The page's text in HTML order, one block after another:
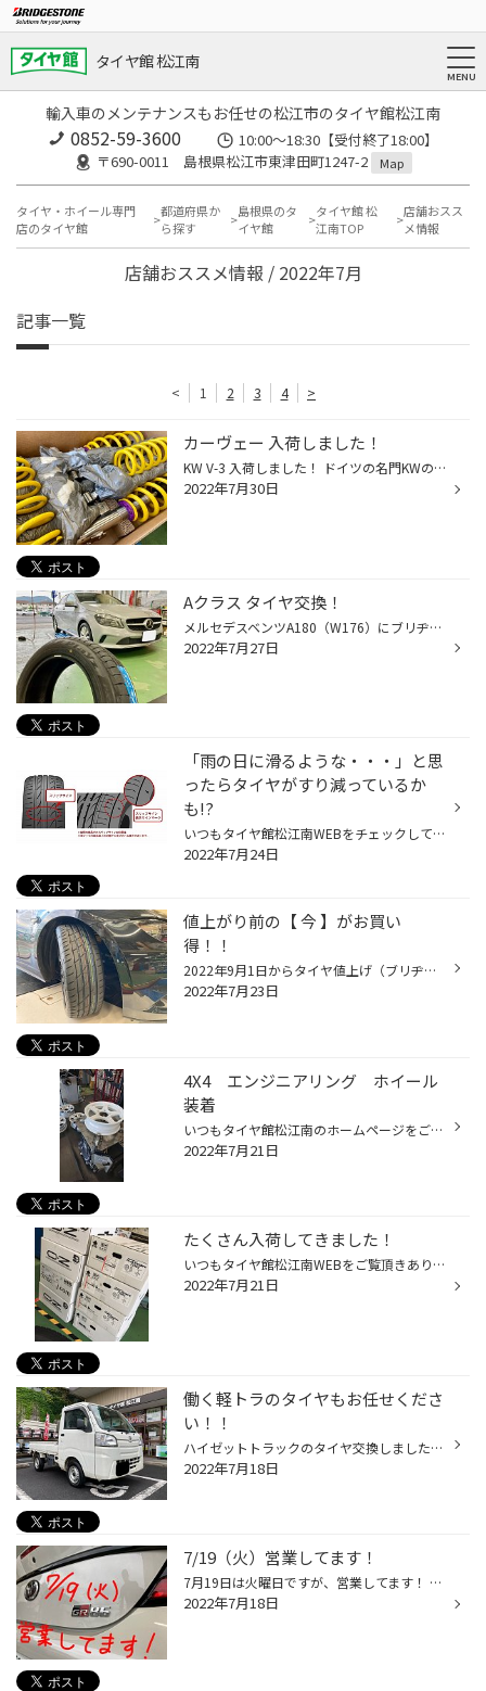
タイヤ館 松江南
輸入車のメンテナンスもお任せの松江市のタイヤ館松江南
0852-59-3600
10:00～18:30【受付終了18:00】
〒690-0011 島根県松江市東津田町1247-2
Map
タイヤ・ホイール専門
店のタイヤ館
都道府県か
ら探す
島根県のタ
イヤ館
タイヤ館 松
江南TOP
店舗おスス
メ情報
店舗おススメ情報 / 2022年7月
記事一覧
< 1 2 3 4 >
カーヴェー 入荷しました！
KW V-3 入荷しました！ ドイツの名門KWの力作【 KW V-3 】 を貴方の愛車にもいかがですか？ 30系アルファード/ヴェルファイア ハイブリッド車&4WD車用です。 #KW #カーヴェー #V-3 #Ver.3 #バージョン3 #AYH30W #GGH35W #AGH35W #HV #ハイブリッド #4WD #四駆 #わくわくしまね
2022年7月30日
Aクラス タイヤ交換！
メルセデスベンツA180（W176）にブリヂストンPX II 装着！ いつも当店のWEBをご覧頂きありがとうございます！ タイヤ館松江南のかわかみです！ 輸入車のタイヤ交換作業もお任せください！ 今回は、メルセデスベンツAクラス（W176）A180のタイヤ交換です。 コンチネンタル製の純正装着タイヤが摩耗と...
2022年7月27日
「雨の日に滑るような・・・」と思
ったらタイヤがすり減っているか
も!?
いつもタイヤ館松江南WEBをチェックして頂き ありがとうございます！ 視界が悪く、道路が滑りやすくなる雨の日の運転って、 ちょっと憂鬱ですよね。 ヒヤッとされた経験をお持ちの方も多いでしょうし、より一層注意しながら走ると疲れ方も違うと思います。 そんな雨の日もより快適にクルマで移動し...
2022年7月24日
値上がり前の【 今 】がお買い
得！！
2022年9月1日からタイヤ値上げ（ブリヂストン） だからタイヤ買うなら【 今 】がお買い得！！ ロードスターにポテンザ装着しました！ いつも当店のWEBをご覧頂きありがとうございます。 タイヤ館松江南のかわかみです。 今回はポテンザ アドレナリン RE004 の装着事例をご紹介！ 車は先日当店にて車...
2022年7月23日
4X4 エンジニアリング ホイール
装着
いつもタイヤ館松江南のホームページをご覧いただきありがとうございます。 今回は、4ｘ4 エンジニアリング オフパフォーマー RT-5N+Ⅱを装着しました。 ホイールを交換しました。 装着画像です！ シンプルデザインでお求めやすい価格となっております。 SUVにおすすめ ｱﾚﾝｻﾞ LX100 静粛性とふらつき...
2022年7月21日
たくさん入荷してきました！
いつもタイヤ館松江南WEBをご覧頂きありがとうございます スタッフのさかいです！ さて連日お伝えしているようにタイヤに限らずホイールメーカーさんも 値上げを続々と発表されています。。。 また納期も段々と厳しくなってきておりますこの頃 ですが嬉しいことにご相談を多く頂いており、 足回りの...
2022年7月21日
働く軽トラのタイヤもお任せくださ
い！！
ハイゼットトラックのタイヤ交換しました！ 働く軽トラのタイヤもタイヤ館にお任せください！ タイヤが新しくなると安心感も増しますよね！ ご用命頂きありがとうございます！
2022年7月18日
7/19（火）営業してます！
7月19日は火曜日ですが、営業してます！ ※ただし18時閉店です。 タイヤ館松江南では通常火曜日が定休日ですが、 19日はお店を開けて営業してます！ その代わりに20日（水）店を締めます。 ご了承ください。
2022年7月18日